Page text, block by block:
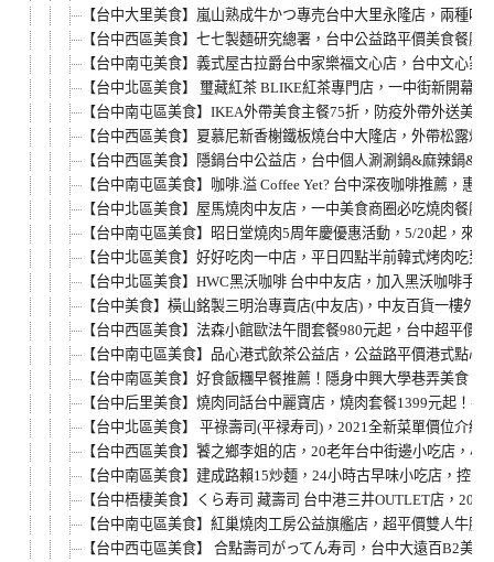
【台中大里美食】嵐山熟成牛かつ專売台中大里永隆店，兩種
【台中西區美食】七七製麵研究總署，台中公益路平價美食餐
【台中南屯美食】義式屋古拉爵台中家樂福文心店，台中文心
【台中北區美食】 璽藏紅茶 BLIKE紅茶專門店，一中街新開幕
【台中南屯區美食】IKEA外帶美食主餐75折，防疫外帶外送美
【台中西區美食】夏慕尼新香榭鐵板燒台中大隆店，外帶松露
【台中西區美食】隱鍋台中公益店，台中個人涮涮鍋&麻辣鍋&
【台中南屯區美食】咖啡.溢 Coffee Yet? 台中深夜咖啡推薦，
【台中北區美食】屋馬燒肉中友店，一中美食商圈必吃燒肉餐
【台中南屯區美食】昭日堂燒肉5周年慶優惠活動，5/20起，來
【台中北區美食】好好吃肉一中店，平日四點半前韓式烤肉吃
【台中北區美食】HWC黑沃咖啡 台中中友店，加入黑沃咖啡手
【台中美食】橫山銘製三明治專賣店(中友店)，中友百貨一樓
【台中西區美食】法森小館歐法午間套餐980元起，台中超平
【台中南屯區美食】品心港式飲茶公益店，公益路平價港式點
【台中南區美食】好食飯糰早餐推薦！隱身中興大學巷弄美食
【台中后里美食】燒肉同話台中麗寶店，燒肉套餐1399元起！
【台中北區美食】 平祿壽司(平禄寿司)，2021全新菜單價位介
【台中西區美食】饕之鄉李姐的店，20老年台中街邊小吃店，
【台中南區美食】建成路賴15炒麵，24小時古早味小吃店，控
【台中梧棲美食】くら寿司 藏壽司 台中港三井OUTLET店，
【台中南屯區美食】紅巢燒肉工房公益旗艦店，超平價雙人牛
【台中西屯區美食】 合點壽司がってん寿司，台中大遠百B2美